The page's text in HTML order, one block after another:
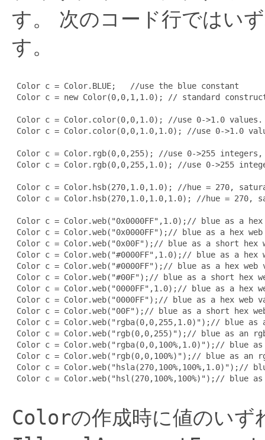
す。
次のコード行ではい
す。
Color c = Color.BLUE;   //use the blue constant
Color c = new Color(0,0,1,1.0); // standard
Color c = Color.color(0,0,1.0); //use 0->1.0
Color c = Color.color(0,0,1.0,1.0); //use 0->1.0
Color c = Color.rgb(0,0,255); //use 0->255
Color c = Color.rgb(0,0,255,1.0); //use 0->255
Color c = Color.hsb(270,1.0,1.0); //hue = 270,
Color c = Color.hsb(270,1.0,1.0,1.0); //hue =
Color c = Color.web("0x0000FF",1.0);// blue as a
Color c = Color.web("0x0000FF");// blue as a hex
Color c = Color.web("0x00F");// blue as a short
Color c = Color.web("#0000FF",1.0);// blue as a
Color c = Color.web("#0000FF");// blue as a hex
Color c = Color.web("#00F");// blue as a short hex
Color c = Color.web("0000FF",1.0);// blue as a hex
Color c = Color.web("0000FF");// blue as a hex web
Color c = Color.web("00F");// blue as a short hex
Color c = Color.web("rgba(0,0,255,1.0)");// blue as
Color c = Color.web("rgb(0,0,255)");// blue as an
Color c = Color.web("rgba(0,0,100%,1.0)");// blue
Color c = Color.web("rgb(0,0,100%)");// blue as an
Color c = Color.web("hsla(270,100%,100%,1.0)");//
Color c = Color.web("hsl(270,100%,100%)");// blue
Colorの作成時に値のいず